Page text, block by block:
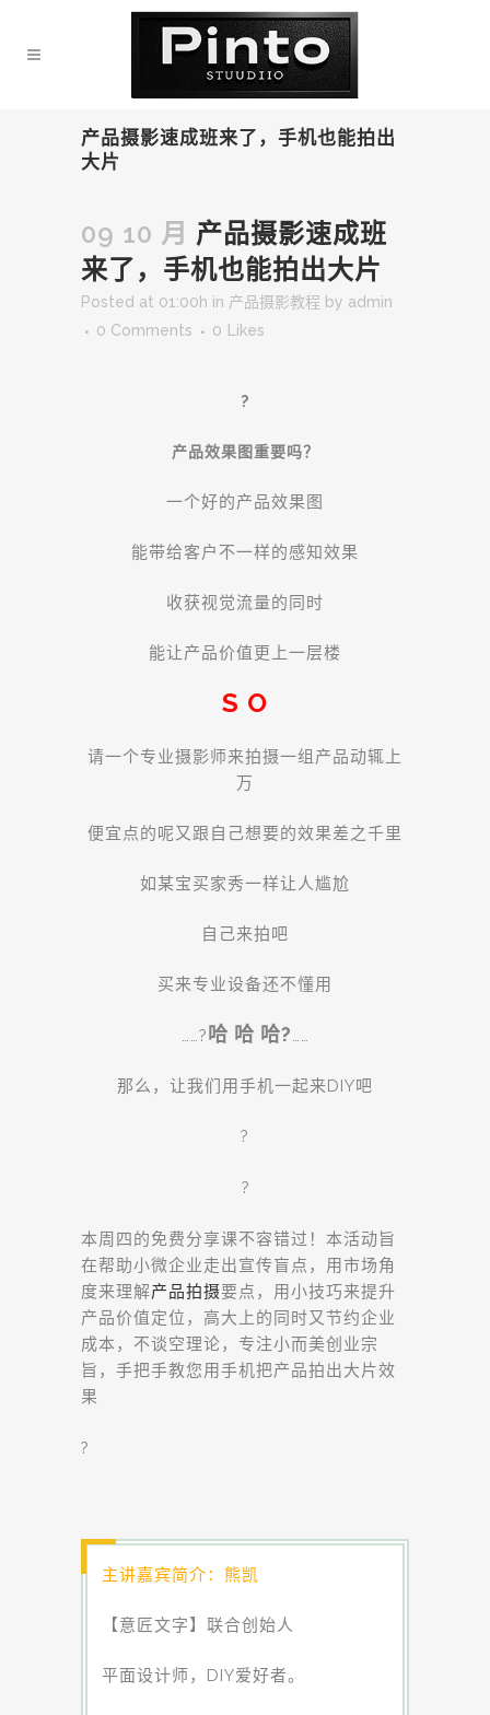
产品摄影速成班来了，手机也能拍出
大片
09 10 月 产品摄影速成班
来了，手机也能拍出大片
Posted at 01:00h in 产品摄影教程 by admin
0 Comments
0 Likes
?
产品效果图重要吗？
一个好的产品效果图
能带给客户不一样的感知效果
收获视觉流量的同时
能让产品价值更上一层楼
S O
请一个专业摄影师来拍摄一组产品动辄上
万
便宜点的呢又跟自己想要的效果差之千里
如某宝买家秀一样让人尴尬
自己来拍吧
买来专业设备还不懂用
……? 哈 哈 哈?……
那么，让我们用手机一起来DIY吧
?
?
本周四的免费分享课不容错过！本活动旨
在帮助小微企业走出宣传盲点，用市场角
度来理解产品拍摄要点，用小技巧来提升
产品价值定位，高大上的同时又节约企业
成本，不谈空理论，专注小而美创业宗
旨，手把手教您用手机把产品拍出大片效
果
?
主讲嘉宾简介：熊凯
【意匠文字】联合创始人
平面设计师，DIY爱好者。